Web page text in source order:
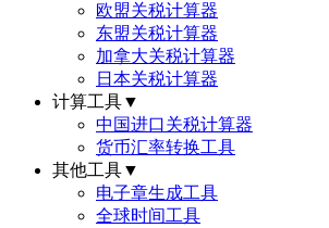
欧盟关税计算器
东盟关税计算器
加拿大关税计算器
日本关税计算器
计算工具▼
中国进口关税计算器
货币汇率转换工具
其他工具▼
电子章生成工具
全球时间工具